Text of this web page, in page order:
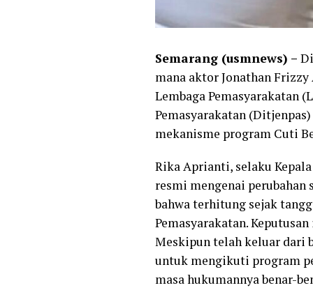
Semarang (usmnews) –
mana aktor Jonathan
Lembaga Pemasyarakatan
Pemasyarakatan
mekanisme program Cuti
‎Rika Aprianti, selaku
resmi mengenai
bahwa terhitung sejak
Pemasyarakatan.
Meskipun telah keluar dari
untuk mengikuti program
masa hukumannya benar-